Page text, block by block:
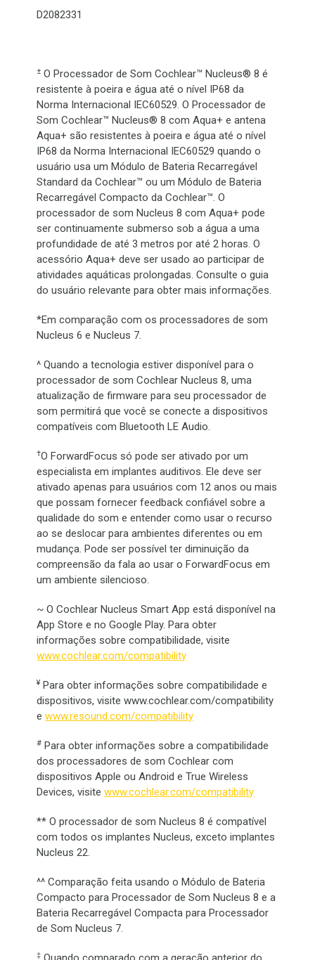
D2082331
± O Processador de Som Cochlear™ Nucleus® 8 é
resistente à poeira e água até o nível IP68 da
Norma Internacional IEC60529. O Processador de
Som Cochlear™ Nucleus® 8 com Aqua+ e antena
Aqua+ são resistentes à poeira e água até o nível
IP68 da Norma Internacional IEC60529 quando o
usuário usa um Módulo de Bateria Recarregável
Standard da Cochlear™ ou um Módulo de Bateria
Recarregável Compacto da Cochlear™. O
processador de som Nucleus 8 com Aqua+ pode
ser continuamente submerso sob a água a uma
profundidade de até 3 metros por até 2 horas. O
acessório Aqua+ deve ser usado ao participar de
atividades aquáticas prolongadas. Consulte o guia
do usuário relevante para obter mais informações.
*Em comparação com os processadores de som
Nucleus 6 e Nucleus 7.
^ Quando a tecnologia estiver disponível para o
processador de som Cochlear Nucleus 8, uma
atualização de firmware para seu processador de
som permitirá que você se conecte a dispositivos
compatíveis com Bluetooth LE Audio.
†O ForwardFocus só pode ser ativado por um
especialista em implantes auditivos. Ele deve ser
ativado apenas para usuários com 12 anos ou mais
que possam fornecer feedback confiável sobre a
qualidade do som e entender como usar o recurso
ao se deslocar para ambientes diferentes ou em
mudança. Pode ser possível ter diminuição da
compreensão da fala ao usar o ForwardFocus em
um ambiente silencioso.
~ O Cochlear Nucleus Smart App está disponível na
App Store e no Google Play. Para obter
informações sobre compatibilidade, visite
www.cochlear.com/compatibility
¥ Para obter informações sobre compatibilidade e
dispositivos, visite www.cochlear.com/compatibility
ewww.resound.com/compatibility
# Para obter informações sobre a compatibilidade
dos processadores de som Cochlear com
dispositivos Apple ou Android e True Wireless
Devices, visitewww.cochlear.com/compatibility
** O processador de som Nucleus 8 é compatível
com todos os implantes Nucleus, exceto implantes
Nucleus 22.
^^ Comparação feita usando o Módulo de Bateria
Compacto para Processador de Som Nucleus 8 e a
Bateria Recarregável Compacta para Processador
de Som Nucleus 7.
‡